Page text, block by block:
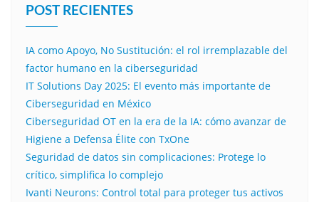
POST RECIENTES
IA como Apoyo, No Sustitución: el rol irremplazable del
factor humano en la ciberseguridad
IT Solutions Day 2025: El evento más importante de
Ciberseguridad en México
Ciberseguridad OT en la era de la IA: cómo avanzar de
Higiene a Defensa Élite con TxOne
Seguridad de datos sin complicaciones: Protege lo
crítico, simplifica lo complejo
Ivanti Neurons: Control total para proteger tus activos